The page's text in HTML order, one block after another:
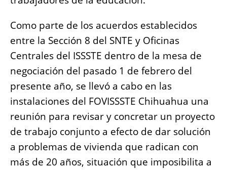
b
o
o
k
A
p
p
n
g
er
Li
n
k
Como parte de los acuerdos establecidos
entre la Sección 8 del SNTE y Oficinas
Centrales del ISSSTE dentro de la mesa de
negociación del pasado 1 de febrero del
presente año, se llevó a cabo en las
instalaciones del FOVISSSTE Chihuahua una
reunión para revisar y concretar un proyecto
de trabajo conjunto a efecto de dar solución
a problemas de vivienda que radican con
más de 20 años, situación que imposibilita a